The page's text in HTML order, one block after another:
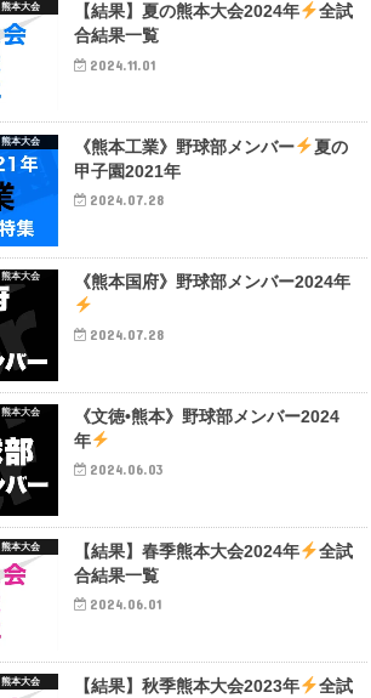
熊本大会 【結果】夏の熊本大会2024年
全試
合結果一覧
2024.11.01
熊本大会 《熊本工業》野球部メンバー
夏の
甲子園2021年
2024.07.28
熊本大会 《熊本国府》野球部メンバー2024年
2024.07.28
熊本大会
《文徳•熊本》野球部メンバー2024
年
2024.06.03
熊本大会 【結果】春季熊本大会2024年
全試
合結果一覧
2024.06.01
熊本大会 【結果】秋季熊本大会2023年
全試